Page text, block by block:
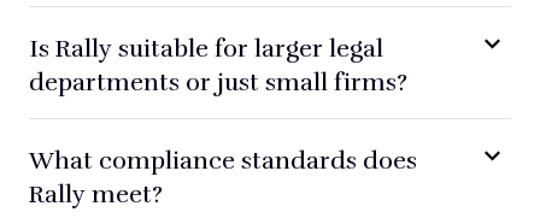
Is Rally suitable for larger legal
departments or just small firms?
What compliance standards does
Rally meet?